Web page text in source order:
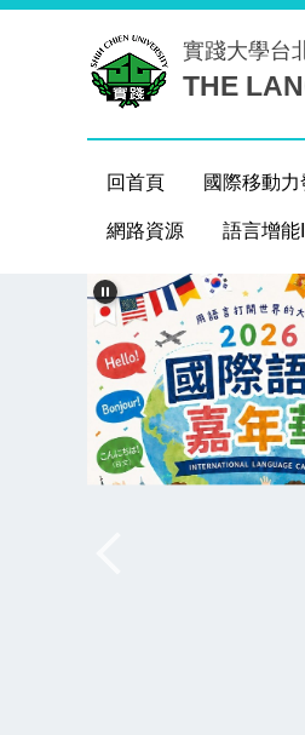
實踐大學台
THE
回首頁 國際移動
網路資源 語言增能